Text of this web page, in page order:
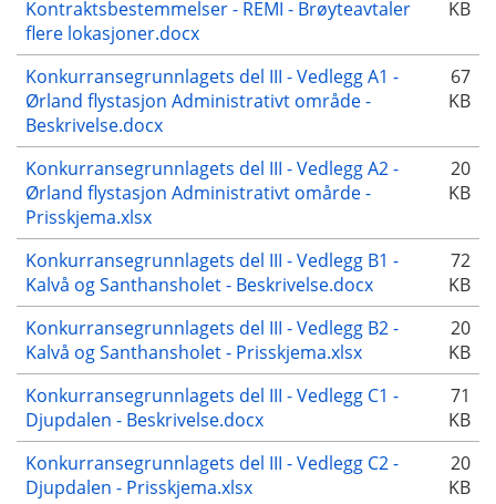
Kontraktsbestemmelser - REMI - Brøyteavtaler
flere lokasjoner.docx
KB
Konkurransegrunnlagets del III - Vedlegg A1 -
Ørland flystasjon Administrativt område -
Beskrivelse.docx
67
KB
Konkurransegrunnlagets del III - Vedlegg A2 -
Ørland flystasjon Administrativt omårde -
Prisskjema.xlsx
20
KB
Konkurransegrunnlagets del III - Vedlegg B1 -
Kalvå og Santhansholet - Beskrivelse.docx
72
KB
Konkurransegrunnlagets del III - Vedlegg B2 -
Kalvå og Santhansholet - Prisskjema.xlsx
20
KB
Konkurransegrunnlagets del III - Vedlegg C1 -
Djupdalen - Beskrivelse.docx
71
KB
Konkurransegrunnlagets del III - Vedlegg C2 -
Djupdalen - Prisskjema.xlsx
20
KB